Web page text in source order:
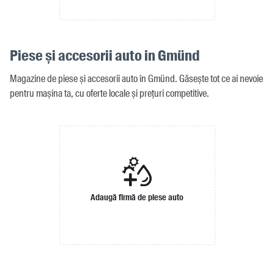
Piese și accesorii auto in Gmünd
Magazine de piese și accesorii auto în Gmünd. Găsește tot ce ai nevoie
pentru mașina ta, cu oferte locale și prețuri competitive.
Adaugă firmă de piese auto